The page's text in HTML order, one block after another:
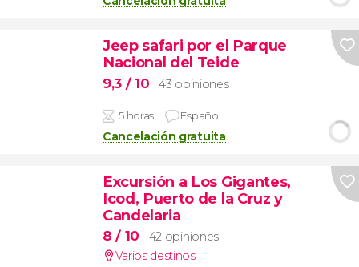
Jeep safari por el Parque
Nacional del Teide
9,3 / 10 43 opiniones
5 horas Español
Cancelación gratuita
Excursión a Los Gigantes,
Icod, Puerto de la Cruz y
Candelaria
8/ 10
42 opiniones
Varios destinos